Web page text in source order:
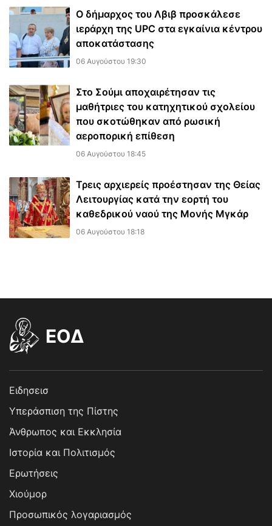
Ο δήμαρχος του Λβιβ προσκάλεσε
ιεράρχη της UPC στα εγκαίνια κέντρου
αποκατάστασης
06 Αυγούστου 19:30
Στο Σούμι αποχαιρέτησαν τις
μαθήτριες του κατηχητικού σχολείου
που σκοτώθηκαν από ρωσική
αεροπορική επίθεση
06 Αυγούστου 18:45
Τρεις αρχιερείς προέστησαν της Θείας
Λειτουργίας κατά την εορτή του
καθεδρικού ναού της Μονής Μγκάρ
06 Αυγούστου 18:18
EOΔ
Ειδησεισ
Υπεράσπιση της Πίστης
Άνθρωπος και Εκκλησία
Ιστορία και Πολιτισμός
Ερωτήσεις
Χιούμορ
Προσωπικός λογαριασμός